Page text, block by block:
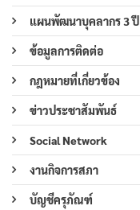
แผนพัฒนาบุคลากร 3 ปี
ข้อมูลการติดต่อ
กฎหมายที่เกี่ยวข้อง
ข่าวประชาสัมพันธ์
Social Network
งานกิจการสภา
บัญชีครุภัณฑ์